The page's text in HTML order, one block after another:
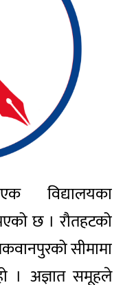
विद्यालयका
छ । रौतहटको
सीमामा
। अज्ञात समूहले